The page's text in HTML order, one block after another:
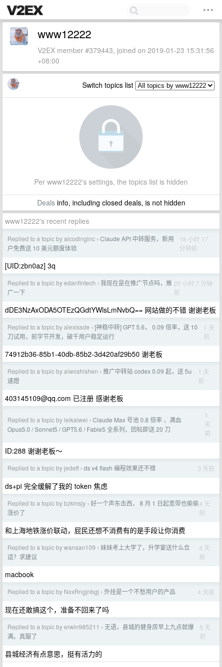
www12222
V2EX member #379443, joined on 2019-01-23 15:31:56
+08:00
Switch topics list
Per www12222's settings, the topics list is hidden
Dealsinfo, including closed deals, is not hidden
www12222's recent replies
Replied to a topic by aicodinginc › Claude API 中转服务，新用
户免费送 10 美元额度体验
18 小时 17
分钟前
[UID:zbn0az] 3q
Replied to a topic by edanfintech › 我现在是在推广节点吗，推
广一下
20 小时 7 分钟
前
dDE3NzAxODA5OTEzQGdtYWlsLmNvbQ== 网站做的不错 谢谢老板
Replied to a topic by alexissde › [神稳中转] GPT 5.6， 0.09 倍率，送 10
刀试用，前字节开发，破千用户稳定运行
1 天
前
74912b36-85b1-40db-85b2-3d420af29b50 谢老板
Replied to a topic by aiwoshishen › 推广中转站 codex 0.09 起，送 5u
速蹬
1 天
前
403145109@qq.com 已注册 感谢老板
Replied to a topic by leikaiwei › Claude Max 号池 0.8 倍率 ，满血
Opus5.0 / Sonnet5 / GPT5.6 / Fable5 全系列，回帖即送 20 刀
1
天
前
ID:288 谢谢老板～
Replied to a topic by jedeft › ds v4 flash 编程效果还不错 3 天前
ds+pi 完全缓解了我的 token 焦虑
Replied to a topic by bzkmsjy › 好一个声东击西， 8 月 1 日起宽带也偷偷
涨价了
4 天
前
和上海地铁涨价联动，屁民还想不消费有的是手段让你消费
Replied to a topic by wansan109 › 妹妹考上大学了，升学宴送什么合
适？求建议
4 天
前
macbook
Replied to a topic by NxxRngjnbgj › 外挂是一个不愁用户的产品 4 天前
现在还敢搞这个，准备不回来了吗
Replied to a topic by erwin985211 › 无语，县城的健身房早上九点就爆
满。真服了
5 天
前
县城经济有点意思，挺有活力的